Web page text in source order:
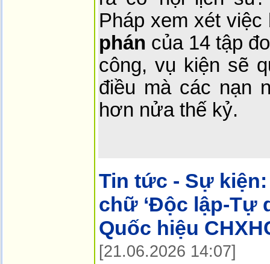
Pháp xem xét việc
phán của 14 tập
công, vụ kiện sẽ
điều mà các nạn
hơn nửa thế kỷ.
Tin tức - Sự kiện:
chữ ‘Độc lập-Tự
Quốc hiệu
[21.06.2026 14:07]